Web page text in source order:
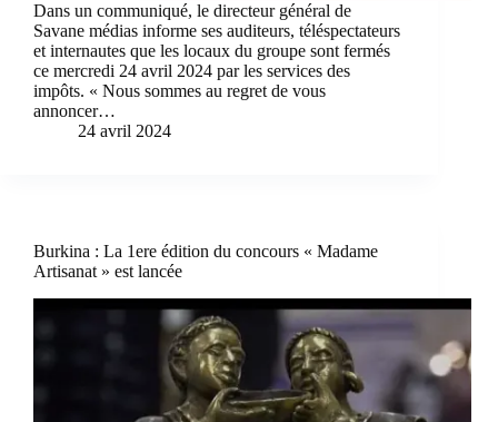
Dans un communiqué, le directeur général de
Savane médias informe ses auditeurs, téléspectateurs
et internautes que les locaux du groupe sont fermés
ce mercredi 24 avril 2024 par les services des
impôts. « Nous sommes au regret de vous
annoncer…
24 avril 2024
Burkina : La 1ere édition du concours « Madame
Artisanat » est lancée